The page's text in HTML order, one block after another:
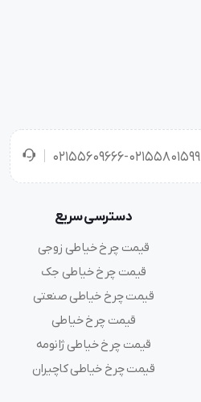
02155609666-02155801599
دسترسی سریع
قیمت چرخ خیاطی زوجی
قیمت چرخ خیاطی جک
قیمت چرخ خیاطی صنعتی
قیمت چرخ خیاطی
قیمت چرخ خیاطی ژانومه
قیمت چرخ خیاطی کاچیران